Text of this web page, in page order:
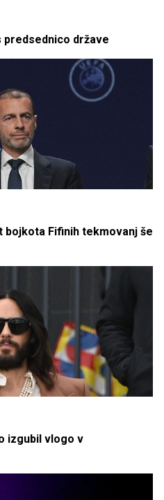
predsednico države
bojkota Fifinih tekmovanj še
izgubil vlogo v